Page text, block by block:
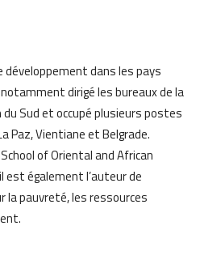
dans les pays
dirigé les bureaux de la
Sud et occupé plusieurs postes
Paz, Vientiane et Belgrade.
of Oriental and African
est également l’auteur de
la pauvreté, les ressources